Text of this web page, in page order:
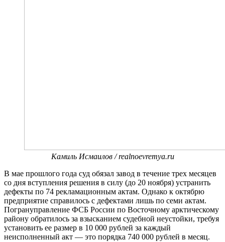
Камиль Исмаилов / realnoevremya.ru
В мае прошлого года суд обязал завод в течение трех месяцев
со дня вступления решения в силу (до 20 ноября) устранить
дефекты по 74 рекламационным актам. Однако к октябрю
предприятие справилось с дефектами лишь по семи актам.
Погрануправление ФСБ России по Восточному арктическому
району обратилось за взысканием судебной неустойки, требуя
установить ее размер в 10 000 рублей за каждый
неисполненный акт — это порядка 740 000 рублей в месяц.